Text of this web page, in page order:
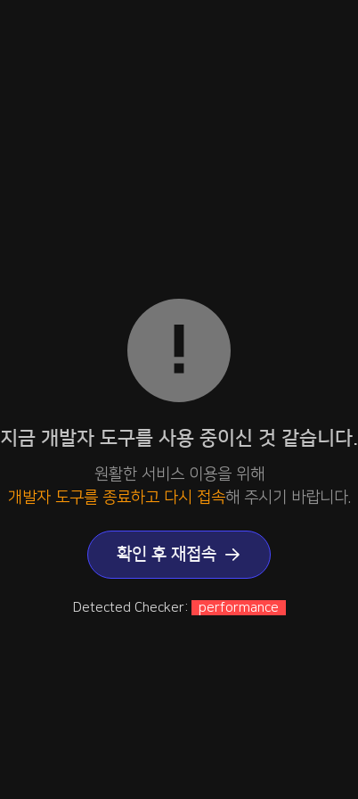
지금 개발자 도구를 사용 중이신 것 같습니다.
원활한 서비스 이용을 위해
개발자 도구를 종료하고 다시 접속해 주시기 바랍니다.
확인 후 재접속
Detected Checker: performance